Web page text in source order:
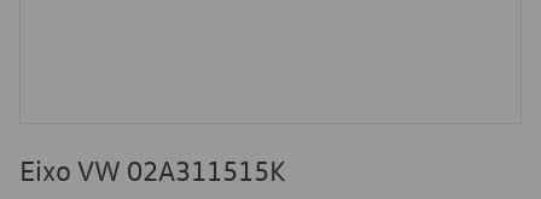
Eixo VW 02A311515K